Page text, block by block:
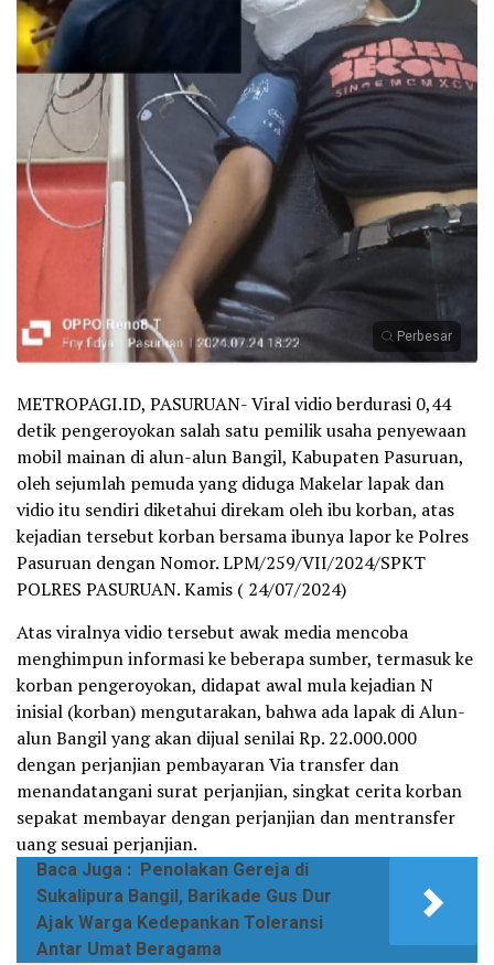
Perbesar
METROPAGI.ID, PASURUAN- Viral vidio berdurasi 0,44
detik pengeroyokan salah satu pemilik usaha penyewaan
mobil mainan di alun-alun Bangil, Kabupaten Pasuruan,
oleh sejumlah pemuda yang diduga Makelar lapak dan
vidio itu sendiri diketahui direkam oleh ibu korban, atas
kejadian tersebut korban bersama ibunya lapor ke Polres
Pasuruan dengan Nomor. LPM/259/VII/2024/SPKT
POLRES PASURUAN. Kamis ( 24/07/2024)
Atas viralnya vidio tersebut awak media mencoba
menghimpun informasi ke beberapa sumber, termasuk ke
korban pengeroyokan, didapat awal mula kejadian N
inisial (korban) mengutarakan, bahwa ada lapak di Alun-
alun Bangil yang akan dijual senilai Rp. 22.000.000
dengan perjanjian pembayaran Via transfer dan
menandatangani surat perjanjian, singkat cerita korban
sepakat membayar dengan perjanjian dan mentransfer
uang sesuai perjanjian.
Baca Juga : Penolakan Gereja di
Sukalipura Bangil, Barikade Gus Dur
Ajak Warga Kedepankan Toleransi
Antar Umat Beragama